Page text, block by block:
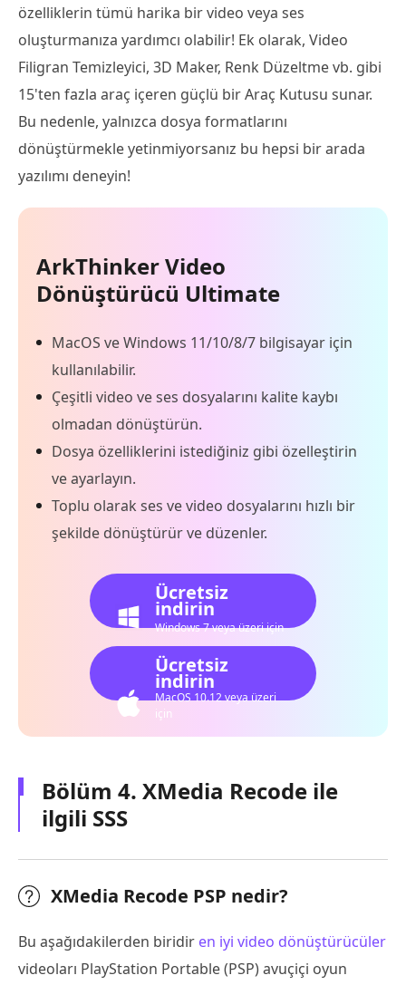
özelliklerin tümü harika bir video veya ses
oluşturmanıza yardımcı olabilir! Ek olarak, Video
Filigran Temizleyici, 3D Maker, Renk Düzeltme vb. gibi
15'ten fazla araç içeren güçlü bir Araç Kutusu sunar.
Bu nedenle, yalnızca dosya formatlarını
dönüştürmekle yetinmiyorsanız bu hepsi bir arada
yazılımı deneyin!
ArkThinker Video
Dönüştürücü Ultimate
MacOS ve Windows 11/10/8/7 bilgisayar için
kullanılabilir.
Çeşitli video ve ses dosyalarını kalite kaybı
olmadan dönüştürün.
Dosya özelliklerini istediğiniz gibi özelleştirin
ve ayarlayın.
Toplu olarak ses ve video dosyalarını hızlı bir
şekilde dönüştürür ve düzenler.
Ücretsiz
indirin
Windows 7 veya üzeri için
Ücretsiz
indirin
MacOS 10.12 veya üzeri
için
Bölüm 4. XMedia Recode ile
ilgili SSS
XMedia Recode PSP nedir?
Bu aşağıdakilerden biridir en iyi video dönüştürücüler
videoları PlayStation Portable (PSP) avuçiçi oyun